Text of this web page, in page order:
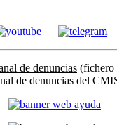
de denuncias
de denuncias del